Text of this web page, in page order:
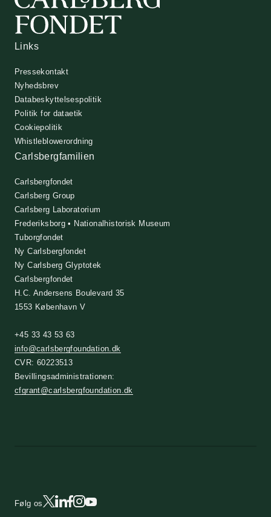
Links
Pressekontakt
Nyhedsbrev
Databeskyttelsespolitik
Politik for dataetik
Cookiepolitik
Whistleblowerordning
Carlsbergfamilien
Carlsbergfondet
Carlsberg Group
Carlsberg Laboratorium
Frederiksborg • Nationalhistorisk Museum
Tuborgfondet
Ny Carlsbergfondet
Ny Carlsberg Glyptotek
Carlsbergfondet
H.C. Andersens Boulevard 35
1553 København V
+45 33 43 53 63
info@carlsbergfoundation.dk
CVR: 60223513
Bevillingsadministrationen:
cfgrant@carlsbergfoundation.dk
Følg os